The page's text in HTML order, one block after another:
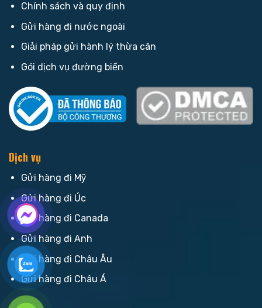
Chính sách và quy định
Gửi hàng đi nước ngoài
Giải pháp gửi hành lý thừa cân
Gói dịch vụ đường biển
Dịch vụ
Gửi hàng đi Mỹ
Gửi hàng đi Úc
Gửi hàng đi Canada
Gửi hàng đi Anh
Gửi hàng đi Châu Âu
Gửi hàng đi Châu Á